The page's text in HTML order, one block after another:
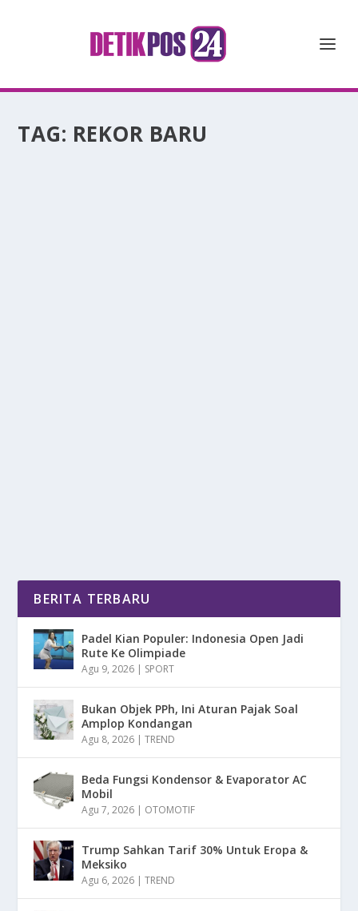
TAG: REKOR BARU
BERITA TERBARU
Padel Kian Populer: Indonesia Open Jadi
Rute Ke Olimpiade
Agu 9, 2026 | SPORT
Bukan Objek PPh, Ini Aturan Pajak Soal
Amplop Kondangan
Agu 8, 2026 |TREND
Beda Fungsi Kondensor & Evaporator AC
Mobil
Agu 7, 2026 | OTOMOTIF
Trump Sahkan Tarif 30% Untuk Eropa &
Meksiko
Agu 6, 2026 |TREND